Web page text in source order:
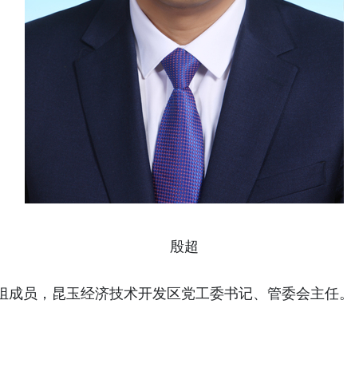
殷超
员，昆玉经济技术开发区党工委书记、管委会主任